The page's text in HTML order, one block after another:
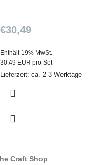
€30,49
Enthält 19% MwSt.
30,49 EUR pro Set
Lieferzeit: ca. 2-3 Werktage
Craft Shop